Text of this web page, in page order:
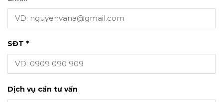
SĐT *
Dịch vụ cần tư vấn